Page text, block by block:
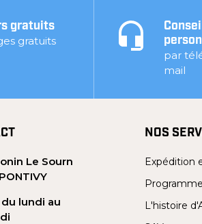
gratuits
gratuits
par
mail
Le Sourn
lundi au
NOS
Expédition
L'histoire